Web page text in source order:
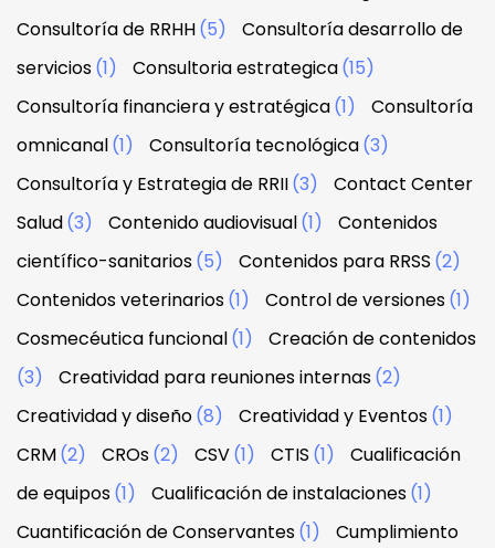
Consultoría de RRHH(5)
Consultoría desarrollo de
servicios(1) Consultoria estrategica(15)
Consultoría financiera y estratégica(1)
Consultoría
omnicanal(1) Consultoría tecnológica(3)
Consultoría y Estrategia de RRII(3)
Contact Center
Salud(3) Contenido audiovisual(1)
Contenidos
científico-sanitarios(5) Contenidos para RRSS (2)
Contenidos veterinarios(1) Control de versiones(1)
Cosmecéutica funcional(1)
Creación de contenidos
(3)
Creatividad para reuniones internas(2)
Creatividad y diseño(8) Creatividad y Eventos(1)
CRM(2) CROs(2) CSV(1) CTIS (1)
Cualificación
de equipos(1) Cualificación de instalaciones(1)
Cuantificación de Conservantes(1)
Cumplimiento